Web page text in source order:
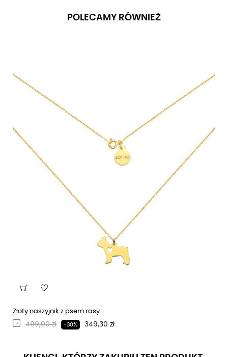
POLECAMY RÓWNIEŻ
Złoty naszyjnik z psem rasy...
Regularna cena
499,00 zł -30% Cena
349,30 zł